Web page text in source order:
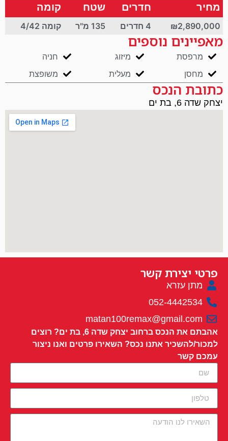
מחיר חדרים שטח קומה
₪2,890,000 4 חדרים 135 מ"ר קומה 4/42
מאפיינים נוספים
מרפסת מיזוג
חניה
מחסן
מעלית משופצת
כתובת הנכס
יצחק שדה 6, בת ים
פרטי יצירת קשר
מתן עזרא
052-4442534
matan100remax@gmail.com
אהבתם את הנכס ברחוב יצחק שדה 6, בת ים? רוצים
למכור/להשכיר אתנו נכס? השאירו פרטים ואנו ניצור
עמכם קשר